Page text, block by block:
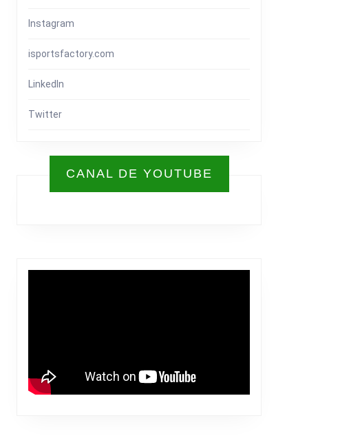
Instagram
isportsfactory.com
LinkedIn
Twitter
CANAL DE YOUTUBE